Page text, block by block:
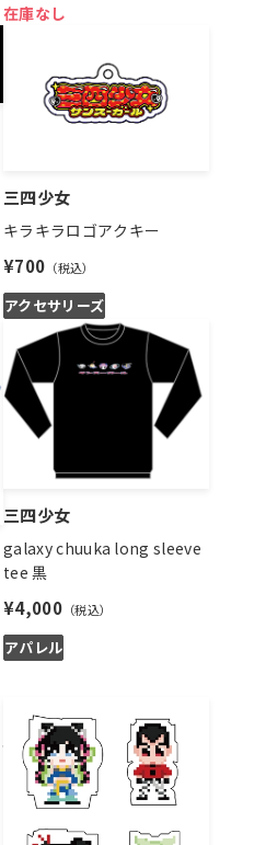
在庫なし
三四少女
キラキラロゴアクキー
¥700
アクセサリーズ
三四少女
galaxy chuuka long sleeve
tee 黒
¥4,000
アパレル